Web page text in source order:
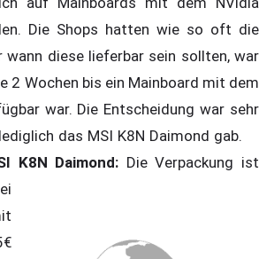
Die Shops hatten wie so oft die
diese lieferbar sein sollten, war
2 Wochen bis ein Mainboard mit dem
war. Die Entscheidung war sehr
das MSI K8N Daimond gab.
K8N Daimond: Die Verpackung ist